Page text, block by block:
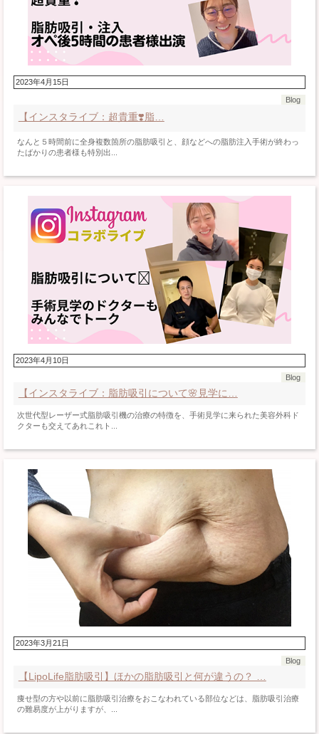
2023年4月15日
Blog
【インスタライブ：超貴重❣️脂…
なんと５時間前に全身複数箇所の脂肪吸引と、顔などへの脂肪注入手術が終わっ
たばかりの患者様も特別出...
2023年4月10日
Blog
【インスタライブ：脂肪吸引について🌸見学に…
次世代型レーザー式脂肪吸引機の治療の特徴を、手術見学に来られた美容外科ド
クターも交えてあれこれト...
2023年3月21日
Blog
【LipoLife脂肪吸引】ほかの脂肪吸引と何が違うの？ …
痩せ型の方や以前に脂肪吸引治療をおこなわれている部位などは、脂肪吸引治療
の難易度が上がりますが、...